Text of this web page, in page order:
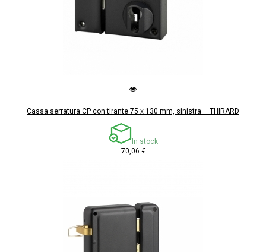
Cassa serratura CP con tirante 75 x 130 mm, sinistra – THIRARD
In stock
70,06 €